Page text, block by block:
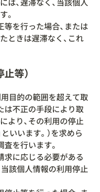
。
を行った場合、または
ときは遅滞なく、これ
等）
用目的の範囲を超えて取
は不正の手段により取
より、その利用の停止
いいます。）を求めら
を行います。
求に応じる必要がある
当該個人情報の利用停止